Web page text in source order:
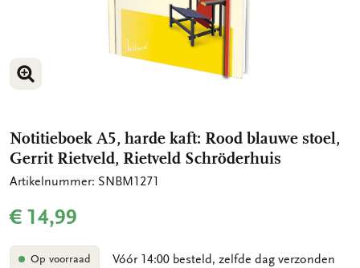
VERGROOT AFBEELDING
Notitieboek A5, harde kaft: Rood blauwe stoel,
Gerrit Rietveld, Rietveld Schröderhuis
Artikelnummer: SNBM1271
€ 14,99
Op voorraad Vóór 14:00 besteld, zelfde dag verzonden